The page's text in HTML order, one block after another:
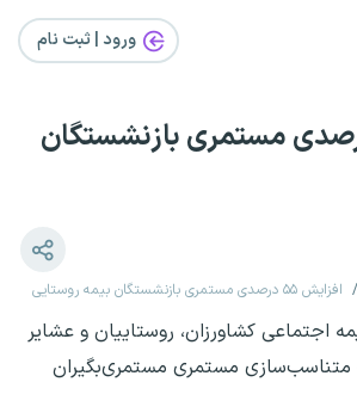
ورود | ثبت‌ نام
۵۵ درصدی مستمری بازنشستگان
افزایش ۵۵ درصدی مستمری بازنشستگان بیمه روستایی
اجتماعی کشاورزان، روستاییان و عشایر
متناسب‌سازی مستمری مستمری‌بگیران